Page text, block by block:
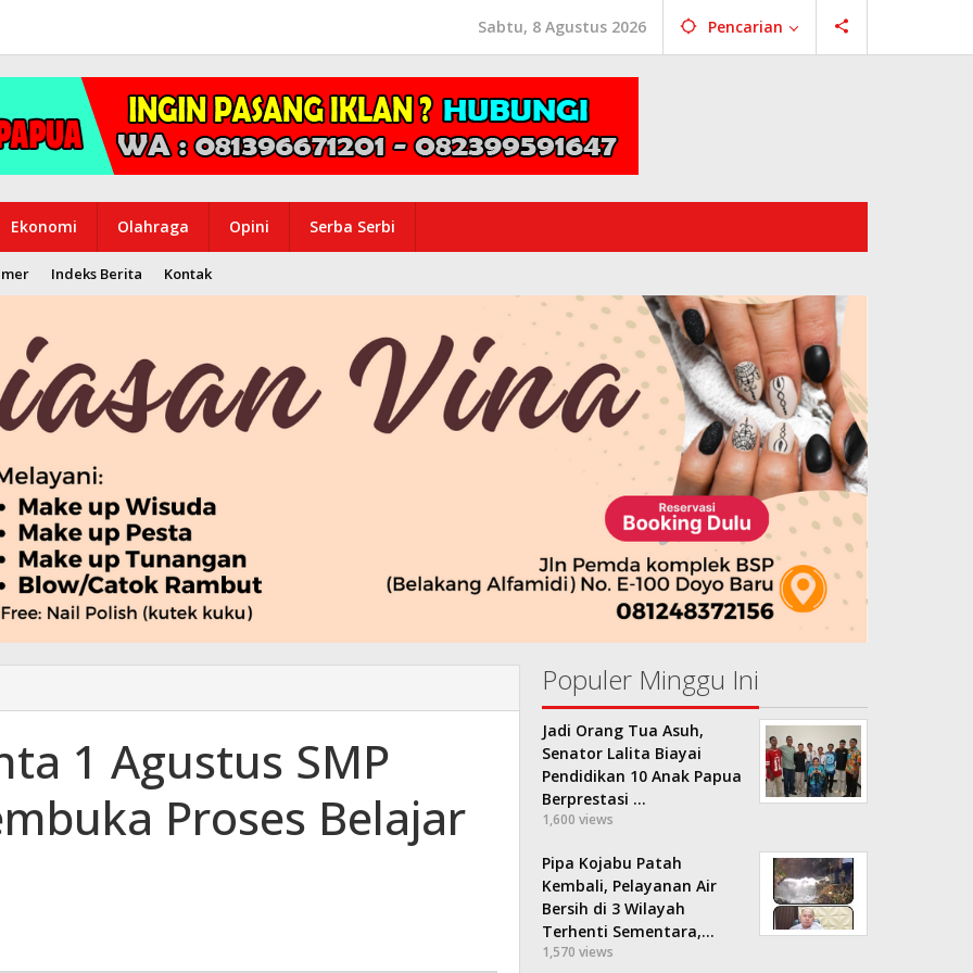
Sabtu, 8 Agustus 2026 Pencarian
Ekonomi Olahraga Opini Serba Serbi
Indeks Berita Kontak
1 Agustus SMP
Proses Belajar
Populer Minggu Ini
Jadi Orang Tua Asuh,
Senator Lalita Biayai
Pendidikan 10 Anak Papua
Berprestasi …
1,600 views
Pipa Kojabu Patah
Kembali, Pelayanan Air
Bersih di 3 Wilayah
Terhenti Sementara,…
1,570 views